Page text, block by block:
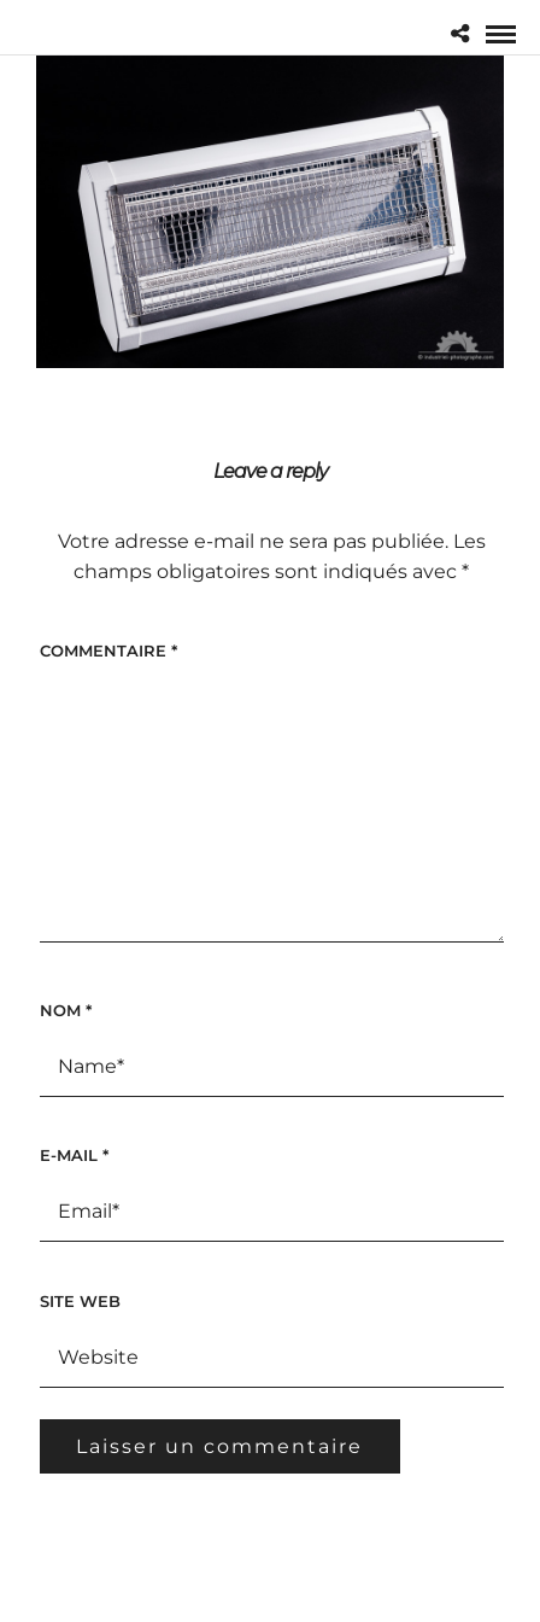
Leave a reply
Votre adresse e-mail ne sera pas publiée. Les
champs obligatoires sont indiqués avec*
COMMENTAIRE *
NOM *
E-MAIL *
SITE WEB